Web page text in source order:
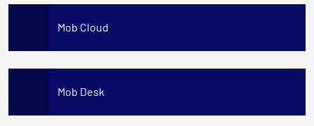
Mob Cloud
Mob Desk